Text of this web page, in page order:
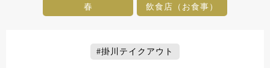
春 飲食店（お食事）
#掛川テイクアウト